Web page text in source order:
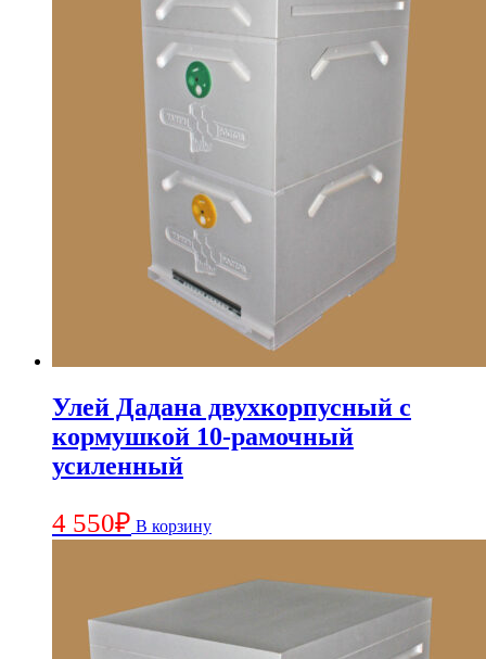
Улей Дадана двухкорпусный с
кормушкой 10-рамочный
усиленный
4 550₽ В корзину